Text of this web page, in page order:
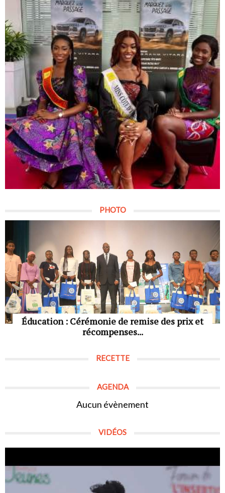
PHOTO
Éducation : Cérémonie de remise des prix et
récompenses...
RECETTE
AGENDA
Aucun évènement
VIDÉOS